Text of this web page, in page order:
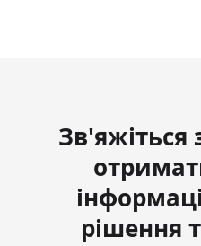
рішення